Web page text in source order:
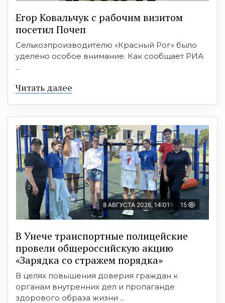
Егор Ковальчук с рабочим визитом
посетил Почеп
Сельхозпроизводителю «Красный Рог» было
уделено особое внимание. Как сообщает РИА
...
Читать далее
8 АВГУСТА 2026, 14:01 15
В Унече транспортные полицейские
провели общероссийскую акцию
«Зарядка со стражем порядка»
В целях повышения доверия граждан к
органам внутренних дел и пропаганде
здорового образа жизни ...